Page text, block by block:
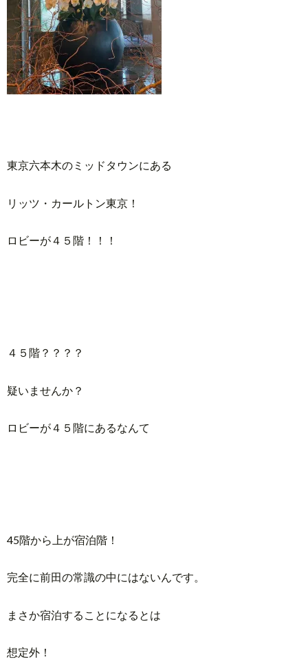
東京六本木のミッドタウンにある
リッツ・カールトン東京！
ロビーが４５階！！！
４５階？？？？
疑いませんか？
ロビーが４５階にあるなんて
45階から上が宿泊階！
完全に前田の常識の中にはないんです。
まさか宿泊することになるとは
想定外！